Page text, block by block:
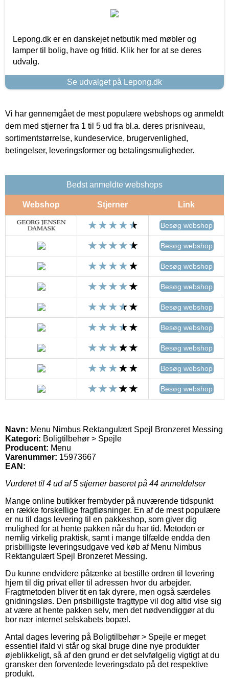
Lepong.dk er en danskejet netbutik med møbler og
lamper til bolig, have og fritid. Klik her for at se deres
udvalg.
Se udvalget på Lepong.dk
Vi har gennemgået de mest populære webshops og anmeldt
dem med stjerner fra 1 til 5 ud fra bl.a. deres prisniveau,
sortimentstørrelse, kundeservice, brugervenlighed,
betingelser, leveringsformer og betalingsmuligheder.
Bedst anmeldte webshops
Webshop Stjerner Link
Besøg webshop
Besøg webshop
Besøg webshop
Besøg webshop
Besøg webshop
Besøg webshop
Besøg webshop
Besøg webshop
Besøg webshop
Navn: Menu Nimbus Rektangulært Spejl Bronzeret Messing
Kategori: Boligtilbehør > Spejle
Producent: Menu
Varenummer: 15973667
EAN:
Vurderet til 4 ud af 5 stjerner baseret på 44 anmeldelser
Mange online butikker frembyder på nuværende tidspunkt
en række forskellige fragtløsninger. En af de mest populære
er nu til dags levering til en pakkeshop, som giver dig
mulighed for at hente pakken når du har tid. Metoden er
nemlig virkelig praktisk, samt i mange tilfælde endda den
prisbilligste leveringsudgave ved køb af Menu Nimbus
Rektangulært Spejl Bronzeret Messing.
Du kunne endvidere påtænke at bestille ordren til levering
hjem til dig privat eller til adressen hvor du arbejder.
Fragtmetoden bliver tit en tak dyrere, men også særdeles
gnidningsløs. Den prisbilligste fragttype vil dog altid vise sig
at være at hente pakken selv, men det nødvendiggør at du
bor nær internet selskabets bopæl.
Antal dages levering på Boligtilbehør > Spejle er meget
essentiel ifald vi står og skal bruge dine nye produkter
øjeblikkeligt, så af den grund er det selvfølgelig vigtigt at du
gransker den forventede leveringsdato på det respektive
produkt.